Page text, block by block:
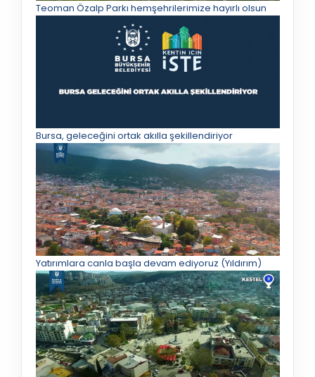
Teoman Özalp Parkı hemşehrilerimize hayırlı olsun
Bursa, geleceğini ortak akılla şekillendiriyor
Yatırımlara canla başla devam ediyoruz (Yıldırım)